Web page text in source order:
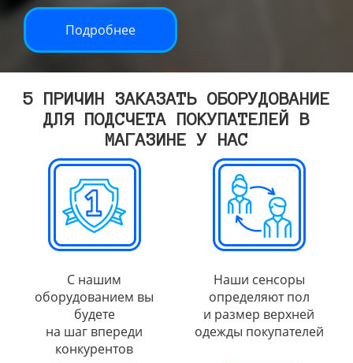
Подробнее
5 ПРИЧИН ЗАКАЗАТЬ ОБОРУДОВАНИЕ
ДЛЯ ПОДСЧЕТА ПОКУПАТЕЛЕЙ В
МАГАЗИНЕ У НАС
С нашим
оборудованием вы
будете
на шаг впереди
конкурентов
Наши сенсоры
определяют пол
и размер верхней
одежды покупателей